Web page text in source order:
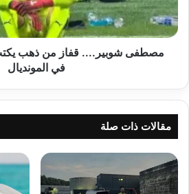
التاريخ
مع
الفراعنة
مصطفى شوبير.... قفاز من ذهب يكتب
في المونديال
مقالات ذات صلة